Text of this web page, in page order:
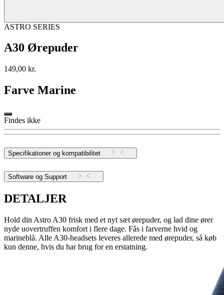
ASTRO SERIES
A30 Ørepuder
149,00 kr.
Farve Marine
Findes ikke
Specifikationer og kompatibilitet
Software og Support
DETALJER
Hold din Astro A30 frisk med et nyt sæt ørepuder, og lad dine ører
nyde uovertruffen komfort i flere dage. Fås i farverne hvid og
marineblå. Alle A30-headsets leveres allerede med ørepuder, så køb
kun denne, hvis du har brug for en erstatning.